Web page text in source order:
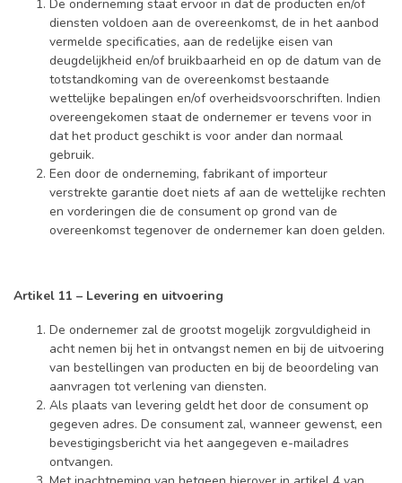
De onderneming staat ervoor in dat de producten en/of
diensten voldoen aan de overeenkomst, de in het aanbod
vermelde specificaties, aan de redelijke eisen van
deugdelijkheid en/of bruikbaarheid en op de datum van de
totstandkoming van de overeenkomst bestaande
wettelijke bepalingen en/of overheidsvoorschriften. Indien
overeengekomen staat de ondernemer er tevens voor in
dat het product geschikt is voor ander dan normaal
gebruik.
Een door de onderneming, fabrikant of importeur
verstrekte garantie doet niets af aan de wettelijke rechten
en vorderingen die de consument op grond van de
overeenkomst tegenover de ondernemer kan doen gelden.
Artikel 11 – Levering en uitvoering
De ondernemer zal de grootst mogelijk zorgvuldigheid in
acht nemen bij het in ontvangst nemen en bij de uitvoering
van bestellingen van producten en bij de beoordeling van
aanvragen tot verlening van diensten.
Als plaats van levering geldt het door de consument op
gegeven adres. De consument zal, wanneer gewenst, een
bevestigingsbericht via het aangegeven e-mailadres
ontvangen.